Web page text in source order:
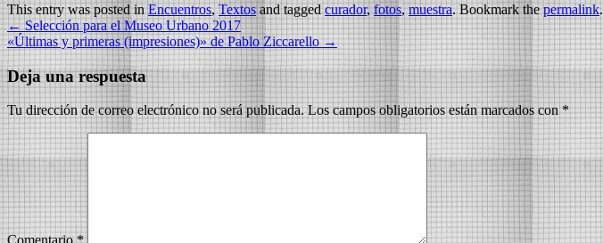
This entry was posted in Encuentros, Textosand taggedcurador,fotos,muestra. Bookmark thepermalink.
←Selección para el Museo Urbano 2017
«Últimas y primeras (impresiones)» de Pablo Ziccarello→
Deja una respuesta
Tu dirección de correo electrónico no será publicada. Los campos obligatorios están marcados con *